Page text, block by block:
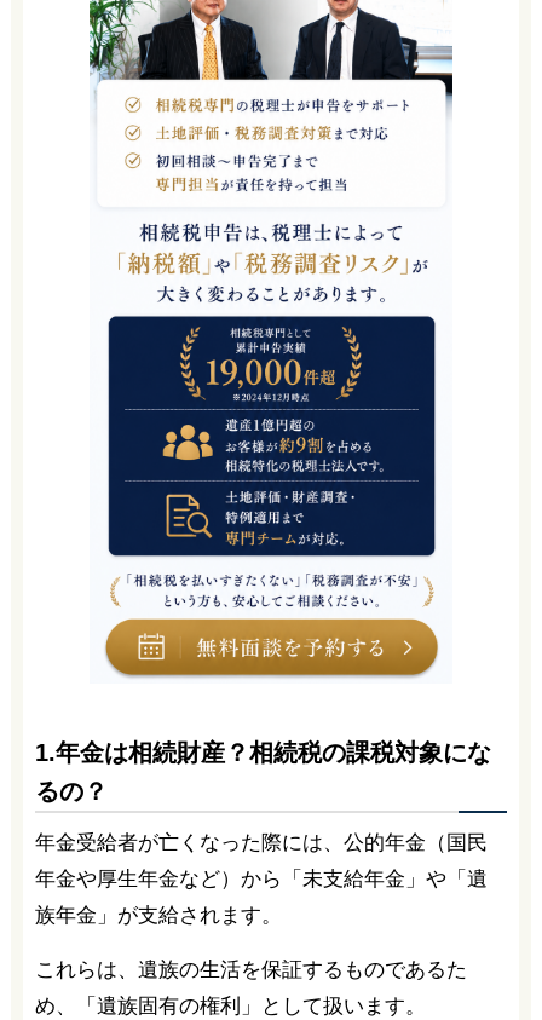
1.年金は相続財産？相続税の課税対象にな
るの？
年金受給者が亡くなった際には、公的年金（国民
年金や厚生年金など）から「未支給年金」や「遺
族年金」が支給されます。
これらは、遺族の生活を保証するものであるた
め、「遺族固有の権利」として扱います。